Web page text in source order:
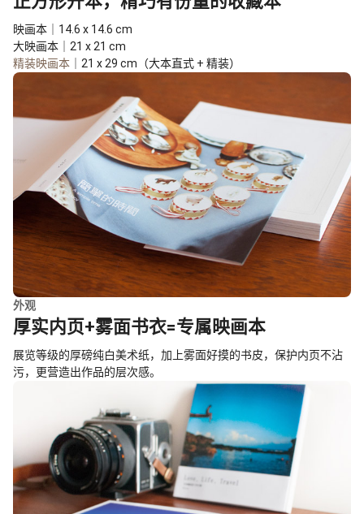
映画本｜14.6 x 14.6 cm
大映画本｜21 x 21 cm
精装映画本 ｜21 x 29 cm（大本直式 + 精装）
外观
厚实内页+雾面书衣=专属映画本
展览等级的厚磅纯白美术纸，加上雾面好摸的书皮，保护内页不沾
污，更营造出作品的层次感。